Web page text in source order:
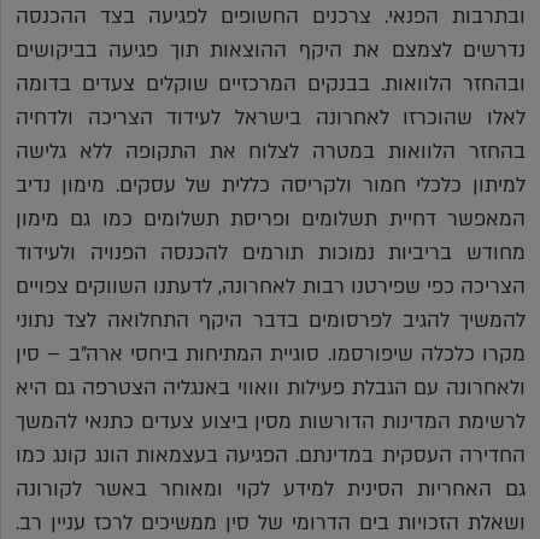
ובתרבות הפנאי. צרכנים החשופים לפגיעה בצד ההכנסה
נדרשים לצמצם את היקף ההוצאות תוך פגיעה בביקושים
ובהחזר הלוואות. בבנקים המרכזיים שוקלים צעדים בדומה
לאלו שהוכרזו לאחרונה בישראל לעידוד הצריכה ולדחיה
בהחזר הלוואות במטרה לצלוח את התקופה ללא גלישה
למיתון כלכלי חמור ולקריסה כללית של עסקים. מימון נדיב
המאפשר דחיית תשלומים ופריסת תשלומים כמו גם מימון
מחודש בריביות נמוכות תורמים להכנסה הפנויה ולעידוד
הצריכה כפי שפירטנו רבות לאחרונה, לדעתנו השווקים צפויים
להמשיך להגיב לפרסומים בדבר היקף התחלואה לצד נתוני
מקרו כלכלה שיפורסמו. סוגיית המתיחות ביחסי ארה"ב – סין
ולאחרונה עם הגבלת פעילות וואווי באנגליה הצטרפה גם היא
לרשימת המדינות הדורשות מסין ביצוע צעדים כתנאי להמשך
החדירה העסקית במדינתם. הפגיעה בעצמאות הונג קונג כמו
גם האחריות הסינית למידע לקוי ומאוחר באשר לקורונה
ושאלת הזכויות בים הדרומי של סין ממשיכים לרכז עניין רב.